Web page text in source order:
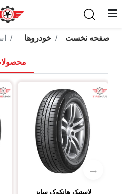
صفحه نخست خودروها
→
لاستیک هانکوک سایز